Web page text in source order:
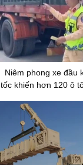
Niêm phong xe đầu
khiến hơn 120 ô